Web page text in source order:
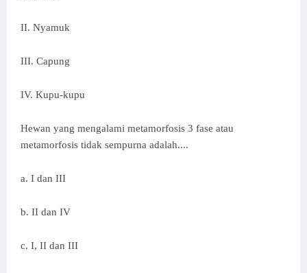
II. Nyamuk
III. Capung
IV. Kupu-kupu
Hewan yang mengalami metamorfosis 3 fase atau
metamorfosis tidak sempurna adalah....
a. I dan III
b. II dan IV
c. I, II dan III